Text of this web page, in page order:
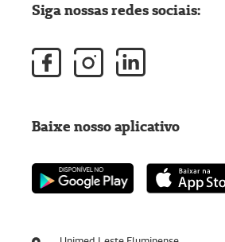
Siga nossas redes sociais:
Baixe nosso aplicativo